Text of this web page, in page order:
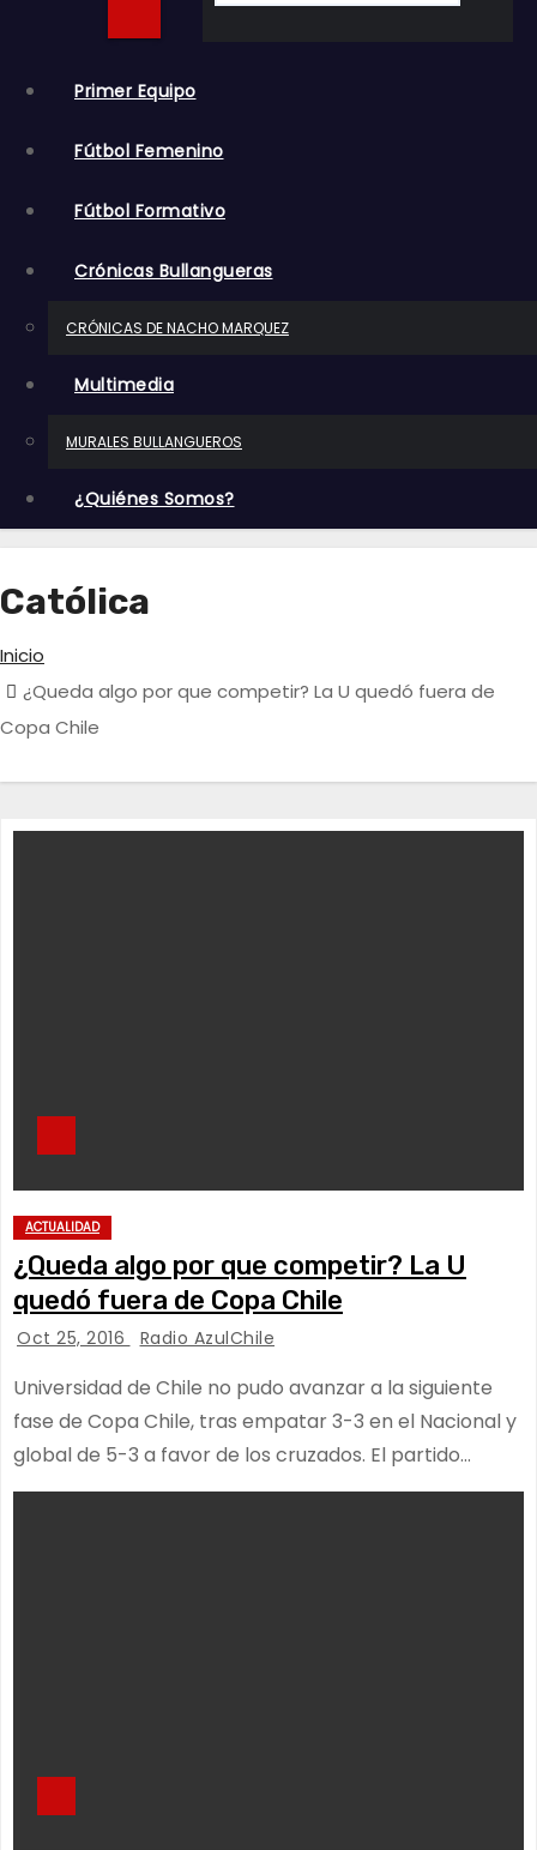
Primer Equipo
Fútbol Femenino
Fútbol Formativo
Crónicas Bullangueras
CRÓNICAS DE NACHO MARQUEZ
Multimedia
MURALES BULLANGUEROS
¿Quiénes Somos?
Católica
Inicio
¿Queda algo por que competir? La U quedó fuera de
Copa Chile
ACTUALIDAD
¿Queda algo por que competir? La U
quedó fuera de Copa Chile
Oct 25, 2016 Radio AzulChile
Universidad de Chile no pudo avanzar a la siguiente
fase de Copa Chile, tras empatar 3-3 en el Nacional y
global de 5-3 a favor de los cruzados. El partido…